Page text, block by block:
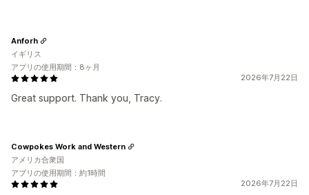
2026年7月22日
Great support. Thank you, Tracy.
Anforh
イギリス
アプリの使用期間：8ヶ月
2026年7月22日
Cowpokes Work and Western
アメリカ合衆国
アプリの使用期間：約1時間